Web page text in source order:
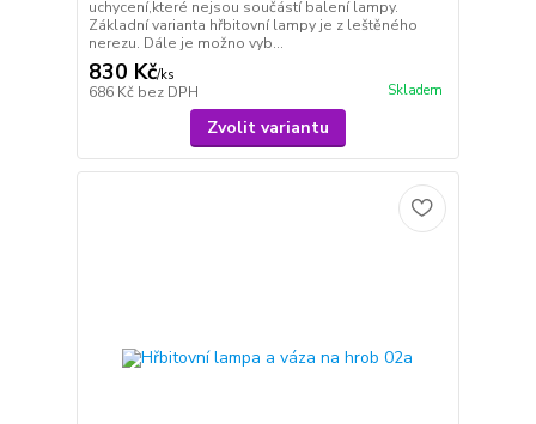
uchycení,které nejsou součástí balení lampy.
Základní varianta hřbitovní lampy je z leštěného
nerezu. Dále je možno vyb...
830 Kč/ks
686 Kč bez DPH Skladem
Zvolit variantu